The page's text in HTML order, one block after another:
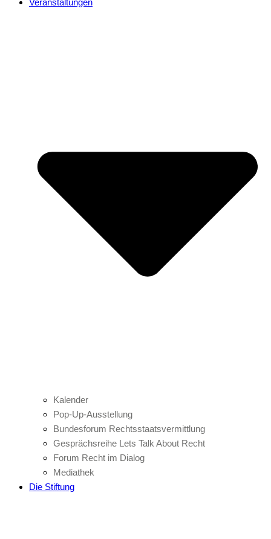
Veranstaltungen
Kalender
Pop-Up-Ausstellung
Bundesforum Rechtsstaatsvermittlung
Gesprächsreihe Lets Talk About Recht
Forum Recht im Dialog
Mediathek
Die Stiftung